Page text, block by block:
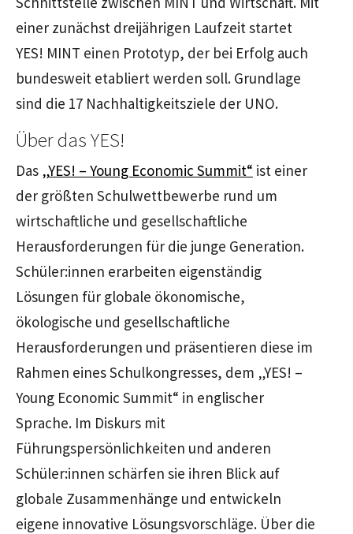
einer zunächst dreijährigen Laufzeit startet
YES! MINT einen Prototyp, der bei Erfolg auch
bundesweit etabliert werden soll. Grundlage
sind die 17 Nachhaltigkeitsziele der UNO.
Über das YES!
Das „YES! – Young Economic Summit“ ist einer
der größten Schulwettbewerbe rund um
wirtschaftliche und gesellschaftliche
Herausforderungen für die junge Generation.
Schüler:innen erarbeiten eigenständig
Lösungen für globale ökonomische,
ökologische und gesellschaftliche
Herausforderungen und präsentieren diese im
Rahmen eines Schulkongresses, dem „YES! –
Young Economic Summit“ in englischer
Sprache. Im Diskurs mit
Führungspersönlichkeiten und anderen
Schüler:innen schärfen sie ihren Blick auf
globale Zusammenhänge und entwickeln
eigene innovative Lösungsvorschläge. Über die